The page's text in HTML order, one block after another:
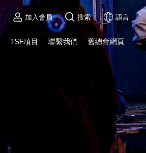
加入會員 搜索 語言
TSF項目 聯繫我們 舊總會網頁